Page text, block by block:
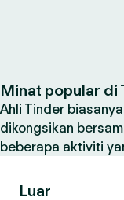
Minat popular di
Ahli Tinder
dikongsikan
beberapa aktiviti
Luar